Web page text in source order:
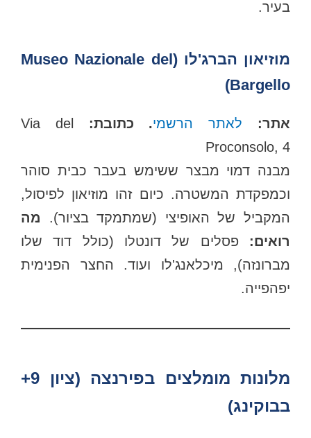
בעיר.
מוזיאון הברג'לו (Museo Nazionale del
Bargello)
אתר: לאתר הרשמי. כתובת:
Via del
Proconsolo, 4
מבנה דמוי מבצר ששימש בעבר כבית סוהר
וכמפקדת המשטרה. כיום זהו מוזיאון לפיסול,
המקביל של האופיצי (שמתמקד בציור).מה
רואים:פסלים של דונטלו (כולל דוד שלו
מברונזה), מיכלאנג'לו ועוד. החצר הפנימית
יפהפייה.
בבוקינג)